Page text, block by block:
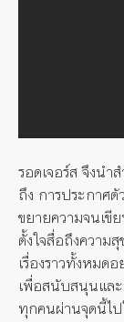
รอดเจอร์ส จึงนำ
ถึง การประกาศ
ขยายความจนเขี
ตั้งใจสื่อถึงความ
เรื่องราวทั้งหมด
เพื่อสนับสนุนแล
ทุกคนผ่านจุดนี้ไป